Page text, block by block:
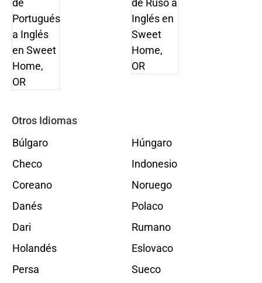
Otros Idiomas
Búlgaro
Checo
Coreano
Danés
Dari
Holandés
Persa
Húngaro
Indonesio
Noruego
Polaco
Rumano
Eslovaco
Sueco